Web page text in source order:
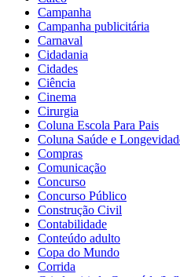
Campanha
Campanha publicitária
Carnaval
Cidadania
Cidades
Ciência
Cinema
Cirurgia
Coluna Escola Para Pais
Coluna Saúde e
Compras
Comunicação
Concurso
Concurso Público
Construção Civil
Contabilidade
Conteúdo adulto
Copa do Mundo
Corrida